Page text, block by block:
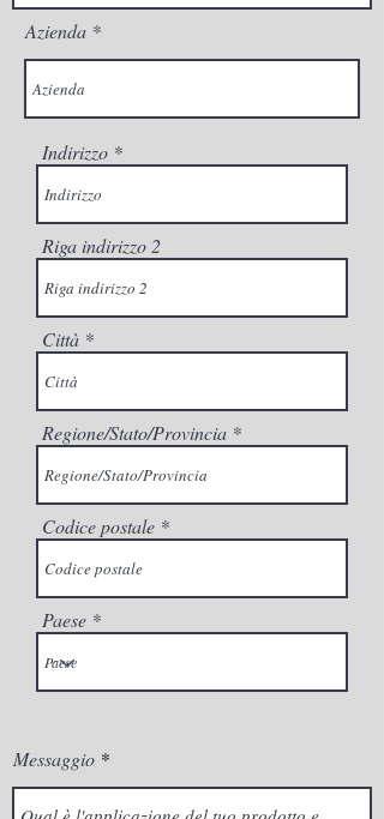
Azienda
Indirizzo
Riga indirizzo 2
Città
Regione/Stato/Provincia
Codice postale
Paese
Messaggio